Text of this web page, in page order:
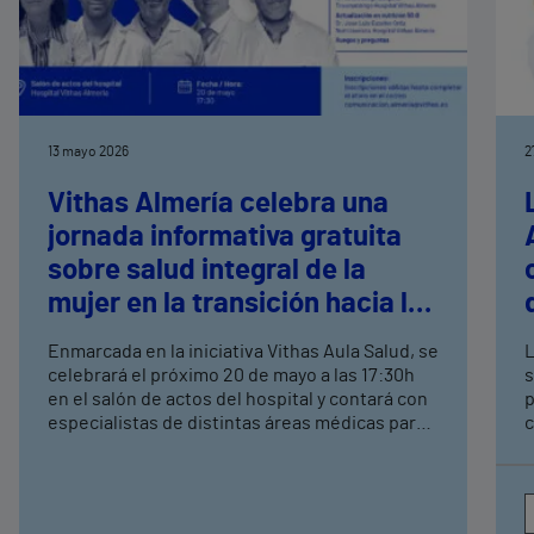
13 mayo 2026
Vithas Almería celebra una
jornada informativa gratuita
sobre salud integral de la
mujer en la transición hacia la
Enmarcada en la iniciativa Vithas Aula Salud, se
celebrará el próximo 20 de mayo a las 17:30h
en el salón de actos del hospital y contará con
especialistas de distintas áreas médicas para